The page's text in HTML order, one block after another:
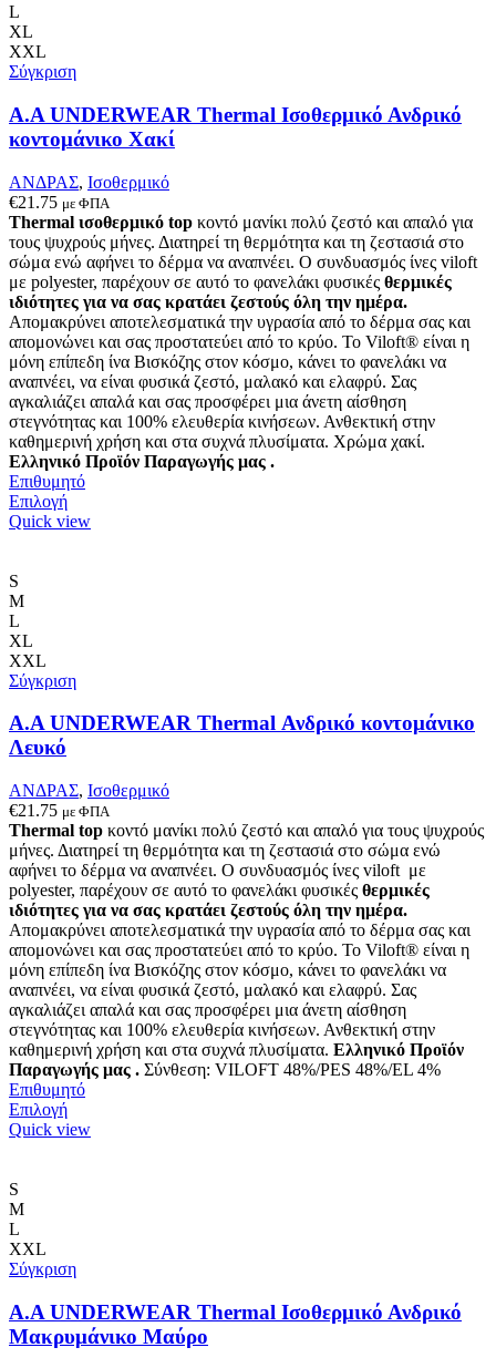
να
στη
σελίδα
του
L
XL
XXL
Σύγκριση
Α.A UNDERWEAR Thermal Ισοθερμικό Ανδρικό
κοντομάνικο Χακί
ΑΝΔΡΑΣ, Ισοθερμικό
€21.75 με ΦΠΑ
Thermal ισοθερμικό top κοντό μανίκι πολύ ζεστό και απαλό για
τους ψυχρούς μήνες. Διατηρεί τη θερμότητα και τη ζεστασιά στο
σώμα ενώ αφήνει το δέρμα να αναπνέει. Ο συνδυασμός ίνες viloft
με polyester, παρέχουν σε αυτό το φανελάκι φυσικές θερμικές
ιδιότητες για να σας κρατάει ζεστούς όλη την ημέρα.
Απομακρύνει αποτελεσματικά την υγρασία από το δέρμα σας και
απομονώνει και σας προστατεύει από το κρύο. Το Viloft® είναι η
μόνη επίπεδη ίνα Βισκόζης στον κόσμο, κάνει το φανελάκι να
αναπνέει, να είναι φυσικά ζεστό, μαλακό και ελαφρύ. Σας
αγκαλιάζει απαλά και σας προσφέρει μια άνετη αίσθηση
στεγνότητας και 100% ελευθερία κινήσεων. Ανθεκτική στην
καθημερινή χρήση και στα συχνά πλυσίματα. Χρώμα χακί.
Ελληνικό Προϊόν Παραγωγής μας .
Επιθυμητό
ΕπιλογήΑυτό
το
να
στη
Quick view
S
M
L
XL
XXL
Σύγκριση
Α.A UNDERWEAR Thermal Ανδρικό κοντομάνικο
Λευκό
ΑΝΔΡΑΣ, Ισοθερμικό
€21.75 με ΦΠΑ
Thermal top κοντό μανίκι πολύ ζεστό και απαλό για τους ψυχρούς
μήνες. Διατηρεί τη θερμότητα και τη ζεστασιά στο σώμα ενώ
αφήνει το δέρμα να αναπνέει. Ο συνδυασμός ίνες viloft με
polyester, παρέχουν σε αυτό το φανελάκι φυσικές θερμικές
ιδιότητες για να σας κρατάει ζεστούς όλη την ημέρα.
Απομακρύνει αποτελεσματικά την υγρασία από το δέρμα σας και
απομονώνει και σας προστατεύει από το κρύο. Το Viloft® είναι η
μόνη επίπεδη ίνα Βισκόζης στον κόσμο, κάνει το φανελάκι να
αναπνέει, να είναι φυσικά ζεστό, μαλακό και ελαφρύ. Σας
αγκαλιάζει απαλά και σας προσφέρει μια άνετη αίσθηση
στεγνότητας και 100% ελευθερία κινήσεων. Ανθεκτική στην
καθημερινή χρήση και στα συχνά πλυσίματα. Ελληνικό Προϊόν
Παραγωγής μας . Σύνθεση: VILOFT 48%/PES 48%/EL 4%
Επιθυμητό
ΕπιλογήΑυτό
το
μπορούν
επιλεγούν
στη
σελίδα
Quick view
S
M
L
XXL
Σύγκριση
Α.A UNDERWEAR Thermal Ισοθερμικό Ανδρικό
Μακρυμάνικο Μαύρο